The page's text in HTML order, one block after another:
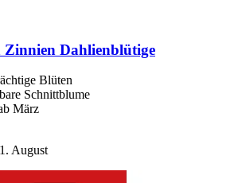
Zinnien Dahlienblütige
Blüten
Schnittblume
März
August